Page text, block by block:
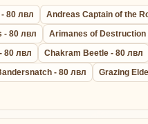
80 лвл
Andreas Captain of the
- 80 лвл
Arimanes of Destruction
80 лвл
Chakram Beetle - 80 лвл
- 80 лвл
Grazing